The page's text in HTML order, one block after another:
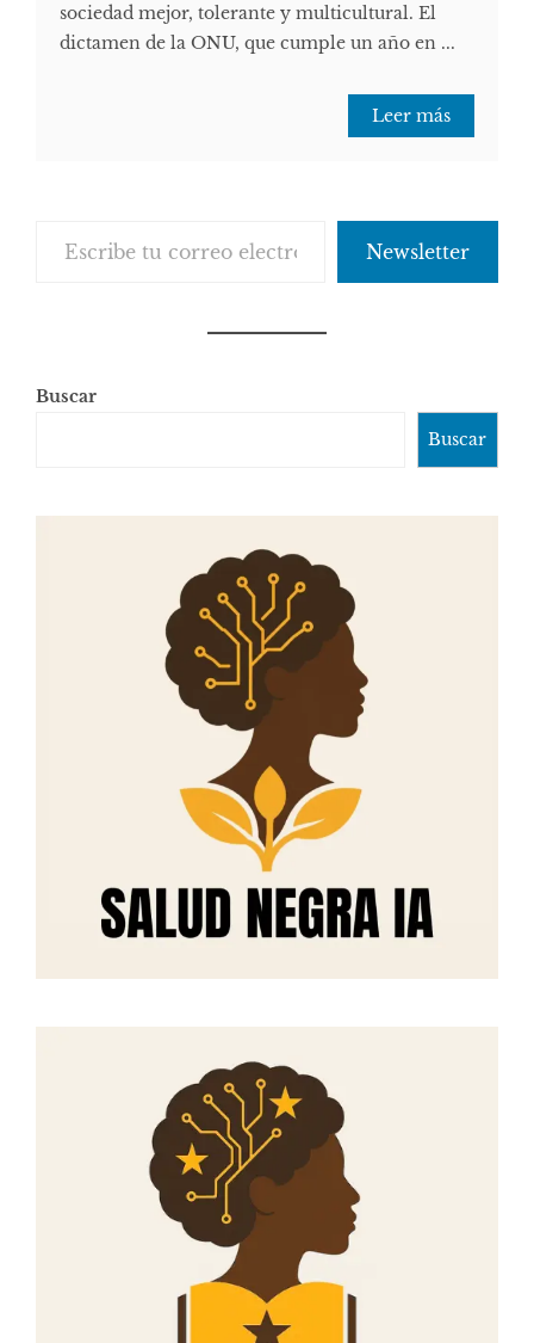
sociedad mejor, tolerante y multicultural. El
dictamen de la ONU, que cumple un año en ...
Leer más
Newsletter
Buscar
Buscar